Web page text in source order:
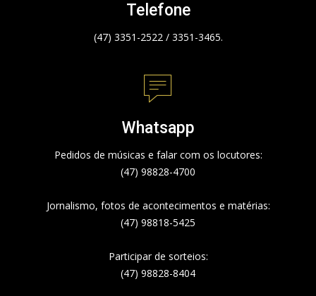
Telefone
(47) 3351-2522 / 3351-3465.
Whatsapp
Pedidos de músicas e falar com os locutores:
(47) 98828-4700
Jornalismo, fotos de acontecimentos e matérias:
(47) 98818-5425
Participar de sorteios:
(47) 98828-8404